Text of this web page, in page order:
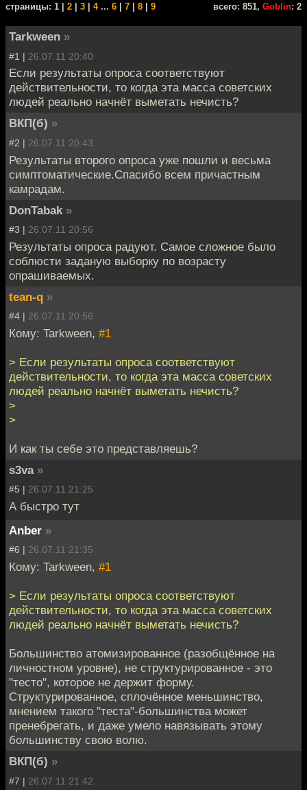
cтраницы: 1 | 2 3 4... 6 7 8 9 всего: 851, Goblin: 2
Tarkween »
#1 | 26.07.11 20:40
Если результаты опроса соответствуют
действительности, то когда эта масса советских
людей реально начнёт выметать нечисть?
ВКП(б) »
#2 | 26.07.11 20:43
Результаты второго опроса уже пошли и весьма
симптоматические.Спасибо всем причастным
камрадам.
DonTabak »
#3 | 26.07.11 20:56
Результаты опроса радуют. Самое сложное было
соблюсти заданую выборку по возрасту
опрашиваемых.
tean-q »
#4 | 26.07.11 20:56
Кому: Tarkween, #1
> Если результаты опроса соответствуют
действительности, то когда эта масса советских
людей реально начнёт выметать нечисть?
>
>
И как ты себе это представляешь?
s3va »
#5 | 26.07.11 21:25
А быстро тут
Anber »
#6 | 26.07.11 21:35
Кому: Tarkween, #1
> Если результаты опроса соответствуют
действительности, то когда эта масса советских
людей реально начнёт выметать нечисть?
Большинство атомизированное (разобщённое на
личностном уровне), не структурированное - это
"тесто", которое не держит форму.
Структурированное, сплочённое меньшинство,
мнением такого "теста"-большинства может
пренебрегать, и даже умело навязывать этому
большинству свою волю.
ВКП(б) »
#7 | 26.07.11 21:42